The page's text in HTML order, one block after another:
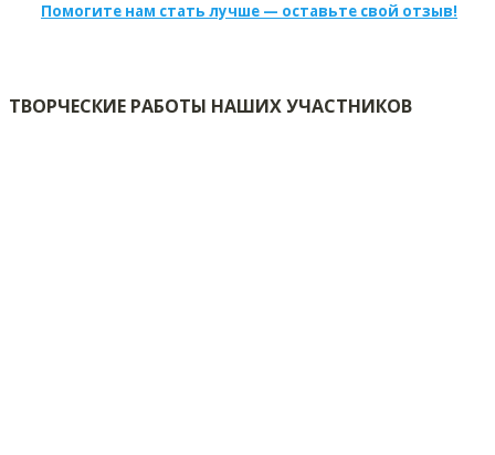
Помогите нам стать лучше — оставьте свой отзыв!
ТВОРЧЕСКИЕ РАБОТЫ НАШИХ УЧАСТНИКОВ